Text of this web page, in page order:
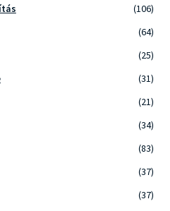
(106)
(64)
(25)
(31)
(21)
(34)
(83)
(37)
(37)